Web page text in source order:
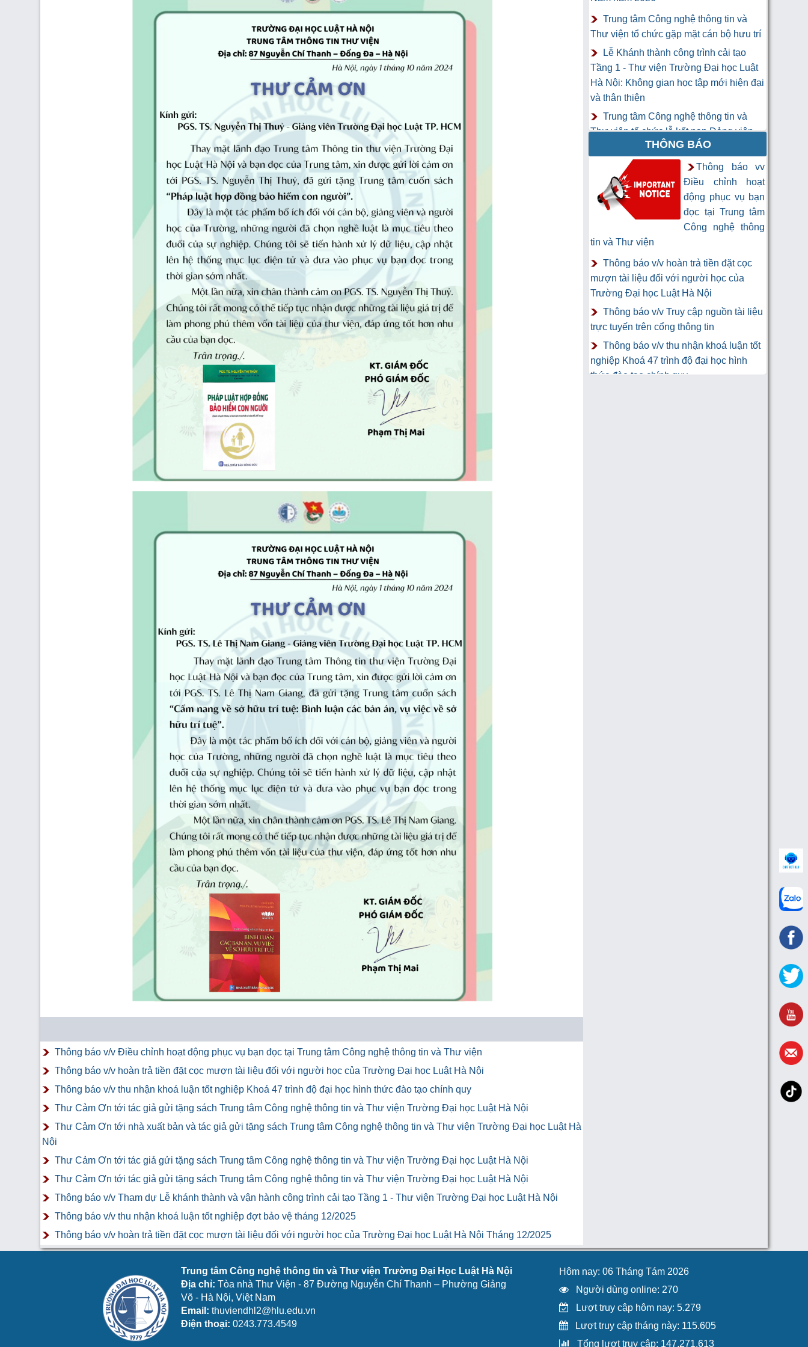
Thông báo v/v Điều chỉnh hoạt động phục vụ bạn đọc tại Trung tâm Công nghệ thông tin và Thư viện
Thông báo v/v hoàn trả tiền đặt cọc mượn tài liệu đối với người học của Trường Đại học Luật Hà Nội
Thông báo v/v thu nhận khoá luận tốt nghiệp Khoá 47 trình độ đại học hình thức đào tạo chính quy
Thư Cảm Ơn tới tác giả gửi tặng sách Trung tâm Công nghệ thông tin và Thư viện Trường Đại học Luật Hà Nội
Thư Cảm Ơn tới nhà xuất bản và tác giả gửi tặng sách Trung tâm Công nghệ thông tin và Thư viện Trường Đại học Luật Hà
Nội
Thư Cảm Ơn tới tác giả gửi tặng sách Trung tâm Công nghệ thông tin và Thư viện Trường Đại học Luật Hà Nội
Thư Cảm Ơn tới tác giả gửi tặng sách Trung tâm Công nghệ thông tin và Thư viện Trường Đại học Luật Hà Nội
Thông báo v/v Tham dự Lễ khánh thành và vận hành công trình cải tạo Tầng 1 - Thư viện Trường Đại học Luật Hà Nội
Thông báo v/v thu nhận khoá luận tốt nghiệp đợt bảo vệ tháng 12/2025
Thông báo v/v hoàn trả tiền đặt cọc mượn tài liệu đối với người học của Trường Đại học Luật Hà Nội Tháng 12/2025
Trung tâm Công nghệ thông tin và
Thư viện tổ chức gặp mặt cán bộ hưu trí
Lễ Khánh thành công trình cải tạo
Tầng 1 - Thư viện Trường Đại học Luật
Hà Nội: Không gian học tập mới hiện đại
và thân thiện
Trung tâm Công nghệ thông tin và
Thư viện tổ chức lễ kết nạp Đảng viên
Khai mạc Khóa học “Trí tuệ nhân tạo
cho chuyên gia thông tin và thư viện”
THÔNG BÁO
Thông báo vv
Điều chỉnh hoạt
động phục vụ bạn
đọc tại Trung tâm
Công nghệ thông
tin và Thư viện
Thông báo v/v hoàn trả tiền đặt cọc
mượn tài liệu đối với người học của
Trường Đại học Luật Hà Nội
Thông báo v/v Truy cập nguồn tài liệu
trực tuyến trên cổng thông tin
Thông báo v/v thu nhận khoá luận tốt
nghiệp Khoá 47 trình độ đại học hình
thức đào tạo chính quy
Trung tâm Công nghệ thông tin và Thư viện Trường Đại Học Luật Hà Nội
Địa chỉ: Tòa nhà Thư Viện - 87 Đường Nguyễn Chí Thanh – Phường Giảng
Võ - Hà Nội, Việt Nam
Email: thuviendhl2@hlu.edu.vn
Điện thoại: 0243.773.4549
Hôm nay: 06 Tháng Tám 2026
Người dùng online: 270
Lượt truy cập hôm nay: 5.279
Lượt truy cập tháng này: 115.605
Tổng lượt truy cập: 147.271.613